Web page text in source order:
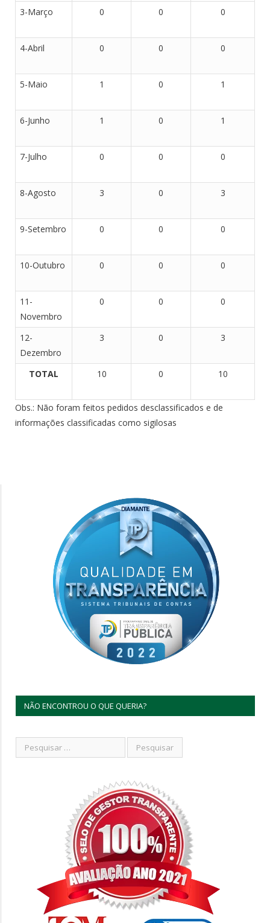
3-Março 0 0 0
4-Abril 0 0 0
5-Maio 1 0 1
6-Junho 1 0 1
7-Julho 0 0 0
8-Agosto 3 0 3
9-Setembro 0 0 0
10-Outubro 0 0 0
11-
Novembro
0 0 0
12-
Dezembro
3 0 3
TOTAL 10 0 10
Obs.: Não foram feitos pedidos desclassificados e de
informações classificadas como sigilosas
NÃO ENCONTROU O QUE QUERIA?